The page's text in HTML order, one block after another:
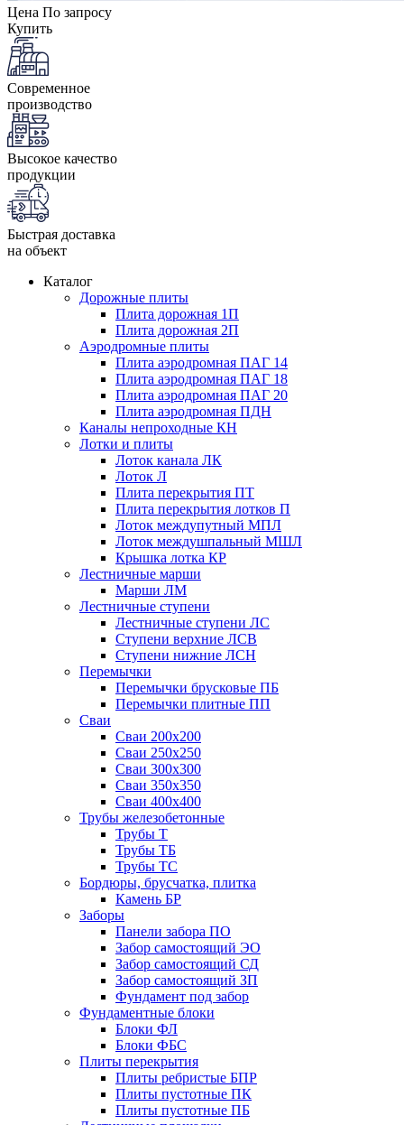
Цена По запросу
Купить
Современное
производство
Высокое качество
продукции
Быстрая доставка
на объект
Каталог
Дорожные плиты
Плита дорожная 1П
Плита дорожная 2П
Аэродромные плиты
Плита аэродромная ПАГ 14
Плита аэродромная ПАГ 18
Плита аэродромная ПАГ 20
Плита аэродромная ПДН
Каналы непроходные КН
Лотки и плиты
Лоток канала ЛК
Лоток Л
Плита перекрытия ПТ
Плита перекрытия лотков П
Лоток междупутный МПЛ
Лоток междушпальный МШЛ
Крышка лотка КР
Лестничные марши
Марши ЛМ
Лестничные ступени
Лестничные ступени ЛС
Ступени верхние ЛСВ
Ступени нижние ЛСН
Перемычки
Перемычки брусковые ПБ
Перемычки плитные ПП
Сваи
Сваи 200х200
Сваи 250х250
Сваи 300х300
Сваи 350х350
Сваи 400х400
Трубы железобетонные
Трубы Т
Трубы ТБ
Трубы ТС
Бордюры, брусчатка, плитка
Камень БР
Заборы
Панели забора ПО
Забор самостоящий ЭО
Забор самостоящий СД
Забор самостоящий ЗП
Фyндамент под забор
Фундаментные блоки
Блоки ФЛ
Блоки ФБС
Плиты перекрытия
Плиты ребристые БПР
Плиты пустотные ПК
Плиты пустотные ПБ